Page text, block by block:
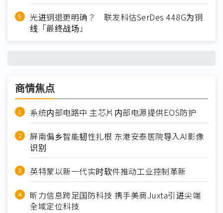
光进铜退更明确？ 联发科估SerDes 448G为铜
线「最终战场」
商情焦点
系统内部电路中 主芯片内部电源提供EOS防护
屏南偏乡智能韧性扎根 东港安泰医院导入AI影像
识别
英特蒙以新一代实时软件推动工业控制革新
昕力信息跨足国防科技 携手美商Juxta引进尖端
全域定位科技